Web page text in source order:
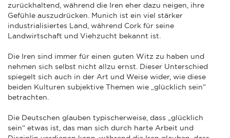
zurückhaltend, während die Iren eher dazu neigen, ihre
Gefühle auszudrücken. Munich ist ein viel stärker
industrialisiertes Land, während Cork für seine
Landwirtschaft und Viehzucht bekannt ist.
Die Iren sind immer für einen guten Witz zu haben und
nehmen sich selbst nicht allzu ernst. Dieser Unterschied
spiegelt sich auch in der Art und Weise wider, wie diese
beiden Kulturen subjektive Themen wie „glücklich sein“
betrachten.
Die Deutschen glauben typischerweise, dass „glücklich
sein“ etwas ist, das man sich durch harte Arbeit und